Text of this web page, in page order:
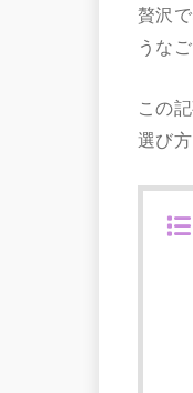
贅沢
うな
この
選び